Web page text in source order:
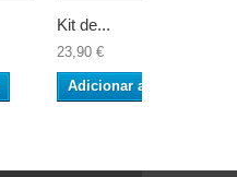
Kit de...
23,90 €
Adicionar ao carrinho